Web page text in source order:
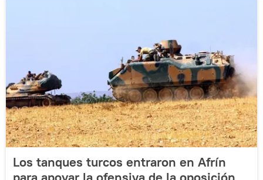
Los tanques turcos entraron en Afrín